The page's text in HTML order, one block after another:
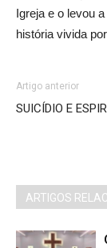
Igreja e o levou
história vivida
Artigo anterior
SUICÍDIO E
ARTIGOS